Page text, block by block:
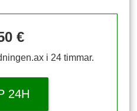
€
i 24 timmar.
24H